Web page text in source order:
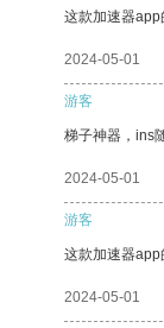
这款加速器app
2024-05-01
游客
梯子神器，ins
2024-05-01
游客
这款加速器app
2024-05-01